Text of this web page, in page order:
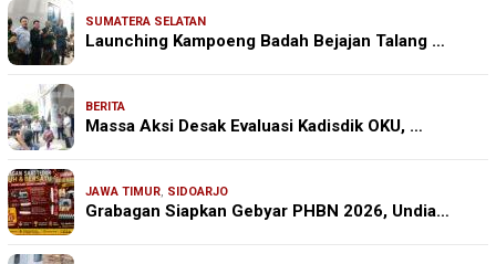
SUMATERA SELATAN
Launching Kampoeng Badah Bejajan Talang …
BERITA
Massa Aksi Desak Evaluasi Kadisdik OKU, …
JAWA TIMUR, SIDOARJO
Grabagan Siapkan Gebyar PHBN 2026, Undia…